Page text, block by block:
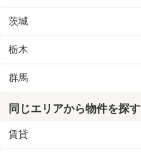
茨城
栃木
群馬
同じエリアから物件を探す
賃貸